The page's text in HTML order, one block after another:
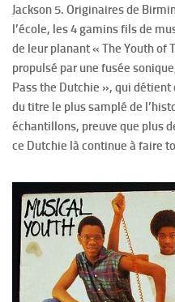
Jackson 5. Originaires de
l’école, les 4 gamins fils de
de leur planant « The Youth of
propulsé par une fusée
Pass the Dutchie », qui détient
du titre le plus samplé de
échantillons, preuve que plus
ce Dutchie là continue à faire